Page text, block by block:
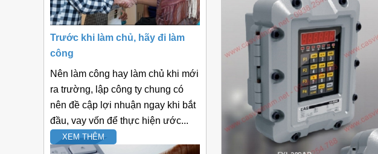
Trước khi làm chủ, hãy đi làm
công
Nên làm công hay làm chủ khi mới
ra trường, lập công ty chung có
nên đề cập lợi nhuận ngay khi bắt
đầu, vay vốn để thực hiện ước...
XEM THÊM